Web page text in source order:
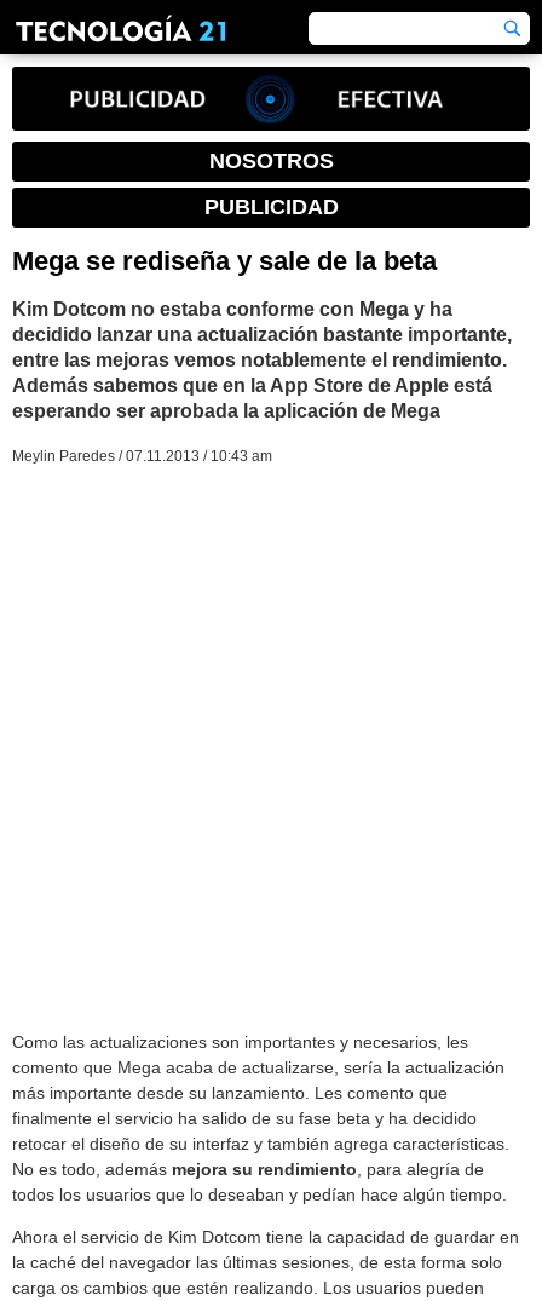
NOSOTROS
PUBLICIDAD
Mega se rediseña y sale de la beta
Kim Dotcom no estaba conforme con Mega y ha
decidido lanzar una actualización bastante importante,
entre las mejoras vemos notablemente el rendimiento.
Además sabemos que en la App Store de Apple está
esperando ser aprobada la aplicación de Mega
Meylin Paredes / 07.11.2013 / 10:43 am
Como las actualizaciones son importantes y necesarios, les
comento que Mega acaba de actualizarse, sería la actualización
más importante desde su lanzamiento. Les comento que
finalmente el servicio ha salido de su fase beta y ha decidido
retocar el diseño de su interfaz y también agrega características.
No es todo, además mejora su rendimiento , para alegría de
todos los usuarios que lo deseaban y pedían hace algún tiempo.
Ahora el servicio de Kim Dotcom tiene la capacidad de guardar en
la caché del navegador las últimas sesiones, de esta forma solo
carga os cambios que estén realizando. Los usuarios pueden